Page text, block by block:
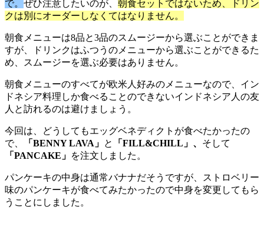
で。 ぜひ注意したいのが、 朝食セットではないため、ドリン
クは別にオーダーしなくてはなりません。
朝食メニューは8品と3品のスムージーから選ぶことができま
すが、ドリンクはふつうのメニューから選ぶことができるた
め、スムージーを選ぶ必要はありません。
朝食メニューのすべてが欧米人好みのメニューなので、イン
ドネシア料理しか食べることのできないインドネシア人の友
人と訪れるのは避けましょう。
今回は、どうしてもエッグベネディクトが食べたかったの
で、
「BENNY LAVA」 と 「FILL&CHILL」、 そして
「PANCAKE」 を注文しました。
パンケーキの中身は通常バナナだそうですが、ストロベリー
味のパンケーキが食べてみたかったので中身を変更してもら
うことにしました。